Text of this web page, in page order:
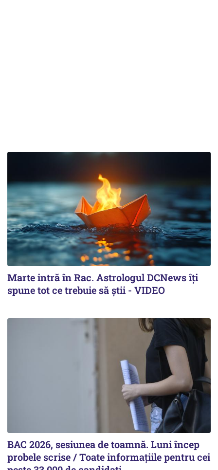
Marte intră în Rac. Astrologul DCNews îți
spune tot ce trebuie să știi - VIDEO
BAC 2026, sesiunea de toamnă. Luni încep
probele scrise / Toate informațiile pentru cei